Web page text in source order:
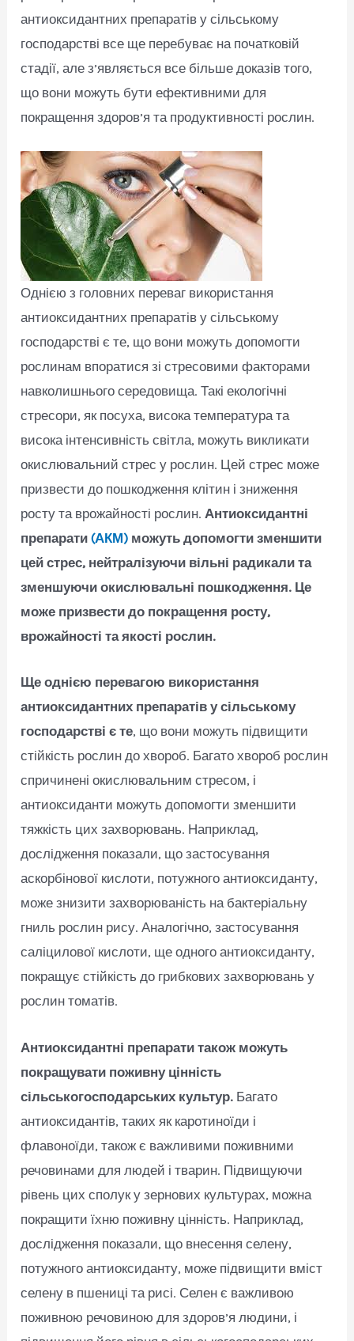
антиоксидантних препаратів у сільському
господарстві все ще перебуває на початковій
стадії, але з’являється все більше доказів того,
що вони можуть бути ефективними для
покращення здоров’я та продуктивності рослин.
Однією з головних переваг використання
антиоксидантних препаратів у сільському
господарстві є те, що вони можуть допомогти
рослинам впоратися зі стресовими факторами
навколишнього середовища. Такі екологічні
стресори, як посуха, висока температура та
висока інтенсивність світла, можуть викликати
окислювальний стрес у рослин. Цей стрес може
призвести до пошкодження клітин і зниження
росту та врожайності рослин.Антиоксидантні
препарати(АКМ) можуть допомогти зменшити
цей стрес, нейтралізуючи вільні радикали та
зменшуючи окислювальні пошкодження. Це
може призвести до покращення росту,
врожайності та якості рослин.
Ще однією перевагою використання
антиоксидантних препаратів у сільському
господарстві є те, що вони можуть підвищити
стійкість рослин до хвороб. Багато хвороб рослин
спричинені окислювальним стресом, і
антиоксиданти можуть допомогти зменшити
тяжкість цих захворювань. Наприклад,
дослідження показали, що застосування
аскорбінової кислоти, потужного антиоксиданту,
може знизити захворюваність на бактеріальну
гниль рослин рису. Аналогічно, застосування
саліцилової кислоти, ще одного антиоксиданту,
покращує стійкість до грибкових захворювань у
рослин томатів.
Антиоксидантні препарати також можуть
покращувати поживну цінність
сільськогосподарських культур. Багато
антиоксидантів, таких як каротиноїди і
флавоноїди, також є важливими поживними
речовинами для людей і тварин. Підвищуючи
рівень цих сполук у зернових культурах, можна
покращити їхню поживну цінність. Наприклад,
дослідження показали, що внесення селену,
потужного антиоксиданту, може підвищити вміст
селену в пшениці та рисі. Селен є важливою
поживною речовиною для здоров’я людини, і